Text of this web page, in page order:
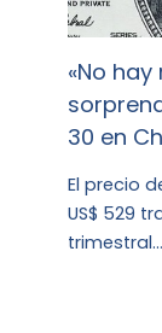
«No hay
30 en
El precio
US$ 529
trimestral…